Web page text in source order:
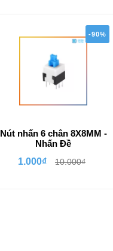
-90%
Nút nhấn 6 chân 8X8MM -
Nhấn Đề
1.000₫
10.000₫